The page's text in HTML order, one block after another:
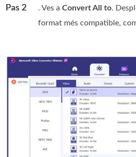
Pas 2 . Ves aConvert All to.
format més compatible,